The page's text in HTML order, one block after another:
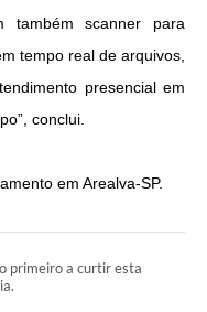
também scanner para
tempo real de arquivos,
presencial em
conclui.
em Arealva-SP.
primeiro a curtir esta